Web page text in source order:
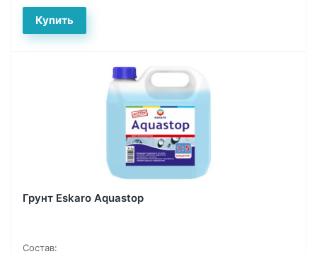
Грунт Eskaro Aquastop
Состав: